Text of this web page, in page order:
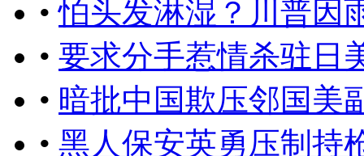
•怕头发淋湿？川普因
• 要求分手惹情杀驻日
• 暗批中国欺压邻国美
• 黑人保安英勇压制持